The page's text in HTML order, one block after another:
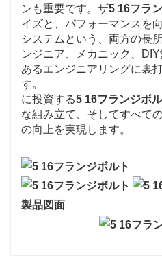
ンも重要です。ザ5 16フラ
イズと、パフォーマンスを
システムという、両方の長
ンジニア、メカニック、
あるエンジニアリングに裏
す。
に投資する5 16フランジボ
な組み立て、そしてすべて
の向上を実現します。
製品図面